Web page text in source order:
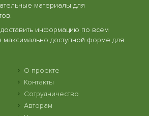
материалы для
информацию по всем
максимально доступной форме для
О проекте
Контакты
Сотрудничество
Авторам